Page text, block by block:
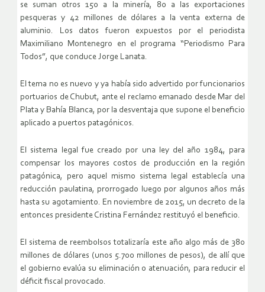
se suman otros 150 a la minería, 80 a las exportaciones
pesqueras y 42 millones de dólares a la venta externa de
aluminio. Los datos fueron expuestos por el periodista
Maximiliano Montenegro en el programa “Periodismo Para
Todos”, que conduce Jorge Lanata.
El tema no es nuevo y ya había sido advertido por funcionarios
portuarios de Chubut, ante el reclamo emanado desde Mar del
Plata y Bahía Blanca, por la desventaja que supone el beneficio
aplicado a puertos patagónicos.
El sistema legal fue creado por una ley del año 1984, para
compensar los mayores costos de producción en la región
patagónica, pero aquel mismo sistema legal establecía una
reducción paulatina, prorrogado luego por algunos años más
hasta su agotamiento. En noviembre de 2015, un decreto de la
entonces presidente Cristina Fernández restituyó el beneficio.
El sistema de reembolsos totalizaría este año algo más de 380
millones de dólares (unos 5.700 millones de pesos), de allí que
el gobierno evalúa su eliminación o atenuación, para reducir el
déficit fiscal provocado.